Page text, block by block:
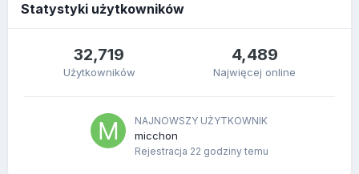
Statystyki użytkowników
32,719
Użytkowników
4,489
Najwięcej online
NAJNOWSZY UŻYTKOWNIK
micchon
Rejestracja 22 godziny temu